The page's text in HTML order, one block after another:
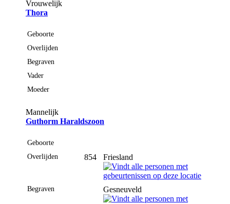
Vrouwelijk
Thora
Geboorte
Overlijden
Begraven
Vader
Moeder
Mannelijk
Guthorm Haraldszoon
Geboorte
Overlijden
854 Friesland
Begraven Gesneuveld